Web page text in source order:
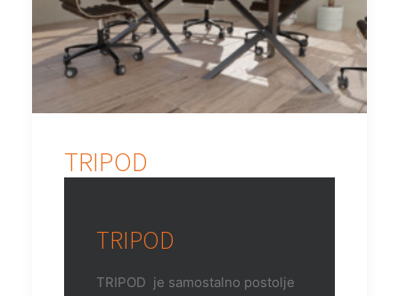
TRIPOD
TRIPOD
TRIPOD je samostalno postolje